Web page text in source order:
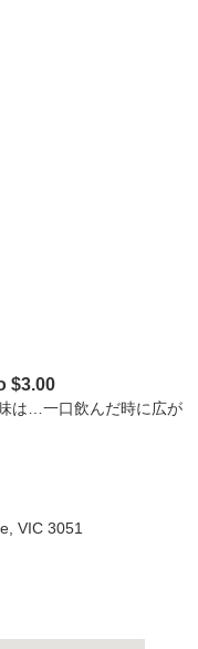
$3.00
は…一口飲んだ時に広が
VIC 3051